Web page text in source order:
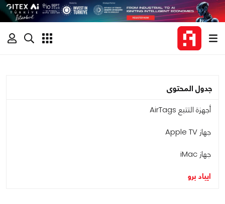
جدول المحتوى
أجهزة التتبع AirTags
جهاز Apple TV
جهاز iMac
ايباد برو